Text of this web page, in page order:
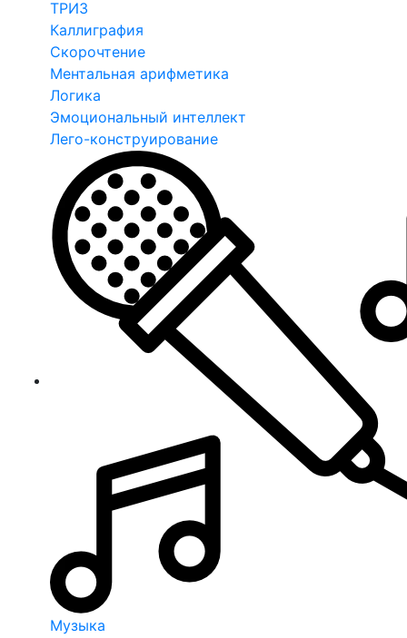
ТРИЗ
Каллиграфия
Скорочтение
Ментальная арифметика
Логика
Эмоциональный интеллект
Лего-конструирование
Музыка